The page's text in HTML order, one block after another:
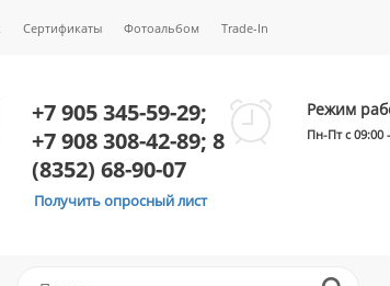
Сертификаты Фотоальбом Trade-In
+7 905 345-59-29;
+7 908 308-42-89; 8
(8352) 68-90-07
Получить опросный лист
Режим
Пн-Пт с 09:00